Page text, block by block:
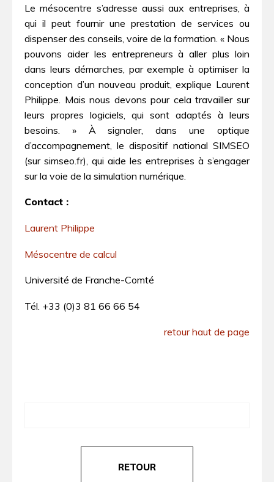
Le mésocentre s’adresse aussi aux entreprises, à
qui il peut fournir une prestation de services ou
dispenser des conseils, voire de la formation. « Nous
pouvons aider les entrepreneurs à aller plus loin
dans leurs démarches, par exemple à optimiser la
conception d’un nouveau produit, explique Laurent
Philippe. Mais nous devons pour cela travailler sur
leurs propres logiciels, qui sont adaptés à leurs
besoins. » À signaler, dans une optique
d’accompagnement, le dispositif national SIMSEO
(sur simseo.fr), qui aide les entreprises à s’engager
sur la voie de la simulation numérique.
Contact :
Laurent Philippe
Mésocentre de calcul
Université de Franche-Comté
Tél. +33 (0)3 81 66 66 54
retour haut de page
RETOUR